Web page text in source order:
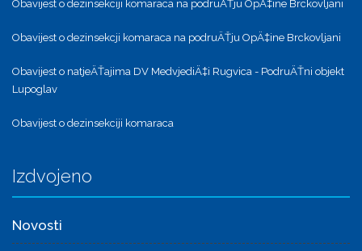
Obavijest o dezinsekciji komaraca na podruÄŤju OpÄ‡ine Brckovljani
Obavijest o dezinsekcji komaraca na podruÄŤju OpÄ‡ine Brckovljani
Obavijest o natjeÄŤajima DV MedvjediÄ‡i Rugvica - PodruÄŤni objekt
Lupoglav
Obavijest o dezinsekciji komaraca
Izdvojeno
Novosti